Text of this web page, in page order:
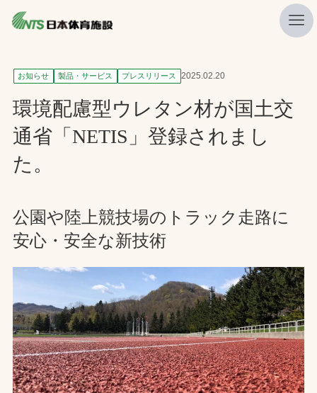
私たちの強み
ニュース
プレスリリース
レポート
施工・管理実績一覧
会社概要
採用情報
検索
お問合せ
お取引先の皆様へ
お知らせ 製品・サービス プレスリリース 2025.02.20
環境配慮型ウレタン材が国土交
通省「NETIS」登録されまし
た。
公園や陸上競技場のトラック走路に
安心・安全な新技術